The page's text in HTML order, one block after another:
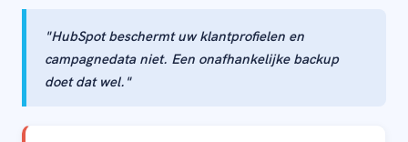
"HubSpot beschermt uw klantprofielen en
campagnedata niet. Een onafhankelijke backup
doet dat wel."